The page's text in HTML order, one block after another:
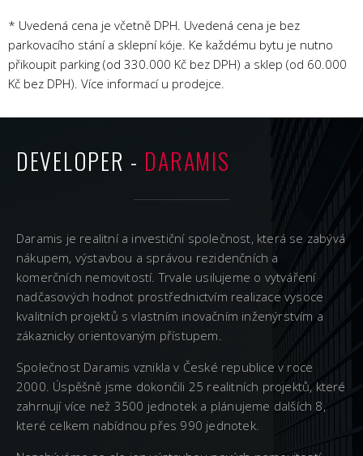
* Uvedená cena je včetně DPH. Uvedená cena je bez
parkovacího stání a sklepní kóje. Ke každému bytu je nutno
přikoupit parking (od 330.000 Kč bez DPH) a sklep (od 60.000
Kč bez DPH). Více informací u prodejce.
DEVELOPER - DARAMIS
Daramis je realitní a investiční společnost, která se zabývá
nákupem, výstavbou a správou rezidenčních a
komerčních nemovitostí. Trvale usilujeme o vytváření
nadčasových hodnot prostřednictvím realizace vysoce
kvalitních projektů s vlastním inovačním inženýrstvím a
zákaznicky orientovaným přístupem.
Společnost Daramis vznikla v České republice v roce
2000. Úspěšně jsme dokončili 25 realitních projektů, které
zahrnují více než 3500 jednotek a plánujeme dalších 8,
které celkem nabídnou přes 990 jednotek.